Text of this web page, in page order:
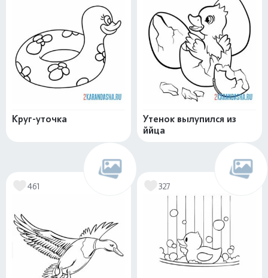
Круг-уточка
Утенок вылупился из
ййца
461 327